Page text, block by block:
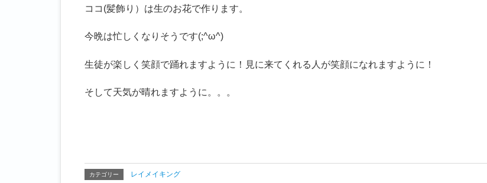
ココ(髪飾り）は生のお花で作ります。
今晩は忙しくなりそうです(;^ω^)
生徒が楽しく笑顔で踊れますように！見に来てくれる人が笑顔になれますように！
そして天気が晴れますように。。。
カテゴリー レイメイキング